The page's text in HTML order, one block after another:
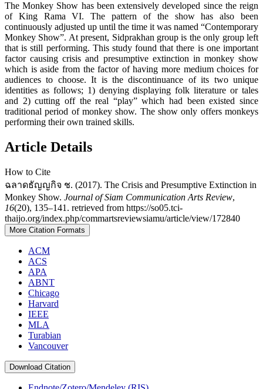
The Monkey Show has been extensively developed since the reign
of King Rama VI. The pattern of the show has also been
continuously adjusted up until the time it was named “Contemporary
Monkey Show”. At present, Sidprakhan group is the only group left
that is still performing. This study found that there is one important
factor causing crisis and presumptive extinction in monkey show
which is aside from the factor of having more medium choices for
audiences to choose. It is the discontinuance of its two unique
identities as follows; 1) denying displaying folk literature or tales
and 2) cutting off the real “play” which had been existed since
traditional period of monkey show. The show only offers monkeys
performing their own trained skills.
Article Details
How to Cite
ฉลาดธัญญกิจ ช. (2017). The Crisis and Presumptive Extinction in
Monkey Show. Journal of Siam Communication Arts Review,
16(20), 135–141. retrieved from https://so05.tci-
thaijo.org/index.php/commartsreviewsiamu/article/view/172840
More Citation Formats
ACM
ACS
APA
ABNT
Chicago
Harvard
IEEE
MLA
Turabian
Vancouver
Download Citation